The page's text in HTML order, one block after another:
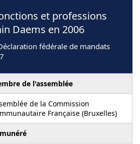
et professions
Daems en 2006
fédérale de mandats
de l'assemblée
de la Commission
Française (Bruxelles)